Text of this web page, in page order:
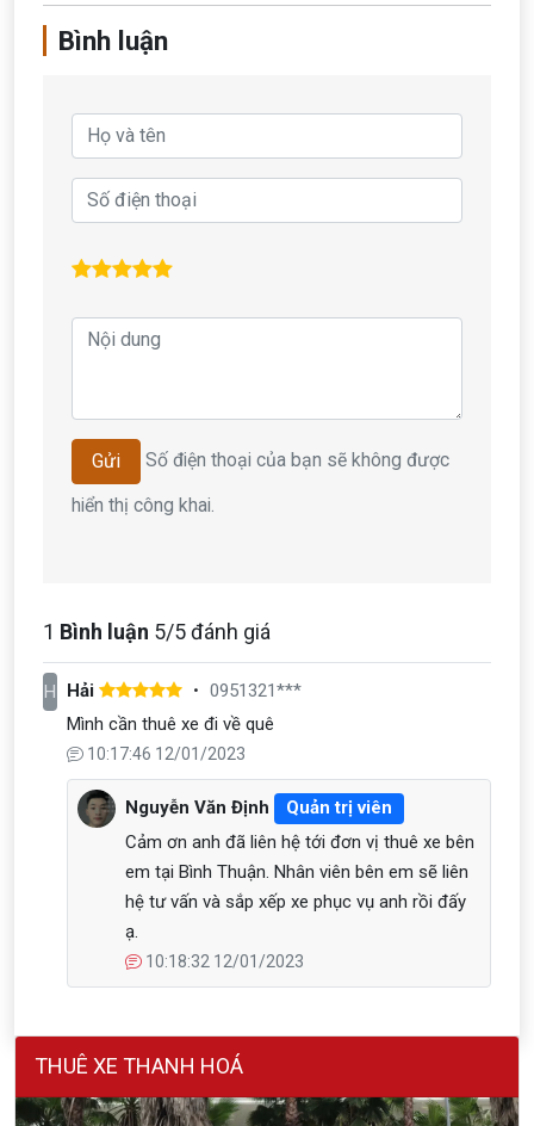
Bình luận
Gửi
Số điện thoại của bạn sẽ không được
hiển thị công khai.
1 Bình luận 5/5 đánh giá
H Hải
0951321***
Mình cần thuê xe đi về quê
10:17:46 12/01/2023
Nguyễn Văn Định
Quản trị viên
Cảm ơn anh đã liên hệ tới đơn vị thuê xe bên
em tại Bình Thuận. Nhân viên bên em sẽ liên
hệ tư vấn và sắp xếp xe phục vụ anh rồi đấy
ạ.
10:18:32 12/01/2023
THUÊ XE THANH HOÁ